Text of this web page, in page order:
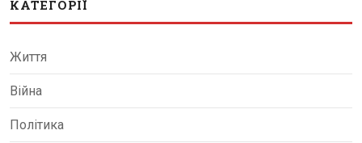
КАТЕГОРІЇ
Життя
Війна
Політика